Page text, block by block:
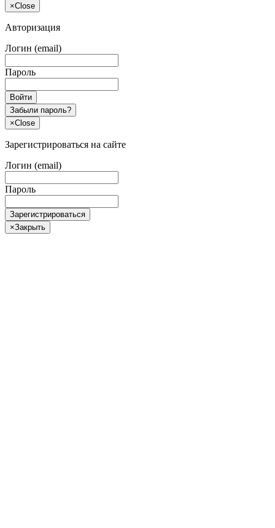
×Close
Авторизация
Логин (email)
Пароль
Войти
Забыли пароль?
×Close
Зарегистрироваться на сайте
Логин (email)
Пароль
Зарегистрироваться
×Закрыть